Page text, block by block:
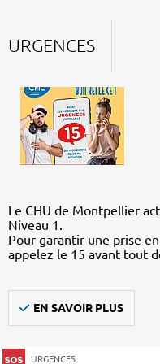
URGENCES
Le CHU de Montpellier
Niveau 1.
Pour garantir une prise
appelez le 15 avant tout
EN SAVOIR PLUS
URGENCES